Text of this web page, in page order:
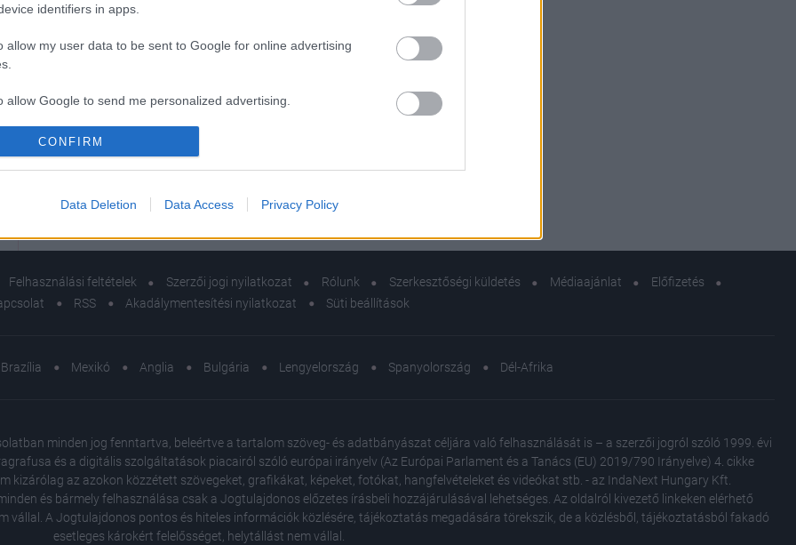
identifiers in apps.
allow my user data to be sent to Google for online advertising
allow Google to send me personalized advertising.
allow Google to enable storage related to analytics like cookies on
identifiers in apps.
allow Google to enable storage related to functionality of the website
allow Google to enable storage related to personalization.
allow Google to enable storage related to security, including
functionality and fraud prevention, and other user protection.
CONFIRM
Data Deletion Data Access Privacy Policy
Felhasználási feltételek Szerzői jogi nyilatkozat Rólunk Szerkesztőségi küldetés Médiaajánlat
Előfizetés
RSS Akadálymentesítési nyilatkozat Süti beállítások
Brazília Mexikó Anglia Bulgária Lengyelország Spanyolország Dél-Afrika
minden jog fenntartva, beleértve a tartalom szöveg- és adatbányászat céljára való felhasználását is – a szerzői jogról szóló 1999. évi
és a digitális szolgáltatások piacairól szóló európai irányelv (Az Európai Parlament és a Tanács (EU) 2019/790 Irányelve) 4. cikke
kizárólag az azokon közzétett szövegeket, grafikákat, képeket, fotókat, hangfelvételeket és videókat stb. - az IndaNext Hungary Kft.
és bármely felhasználása csak a Jogtulajdonos előzetes írásbeli hozzájárulásával lehetséges. Az oldalról kivezető linkeken elérhető
A Jogtulajdonos pontos és hiteles információk közlésére, tájékoztatás megadására törekszik, de a közlésből, tájékoztatásból fakadó
esetleges károkért felelősséget, helytállást nem vállal.